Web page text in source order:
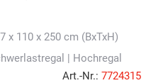
x 110 x 250 cm (BxTxH)
| Hochregal
Art.-Nr.: 7724315